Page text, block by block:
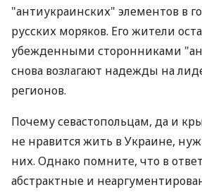
"антиукраинских" элементов в
русских моряков. Его жители
убежденными сторонниками
снова возлагают надежды на
регионов.
Почему севастопольцам, да и
не нравится жить в Украине,
них. Однако помните, что в
абстрактные и